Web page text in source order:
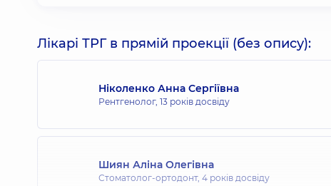
Лікарі ТРГ в прямій проекції (без опису):
Ніколенко Анна Сергіївна
Рентгенолог, 13 років досвіду
Шиян Аліна Олегівна
Стоматолог-ортодонт, 4 років досвіду